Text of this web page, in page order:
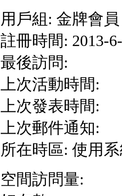
用戶組: 金牌會員
註冊時間: 2013-
最後訪問:
上次活動時間:
上次發表時間:
上次郵件通知:
所在時區: 使用
空間訪問量: